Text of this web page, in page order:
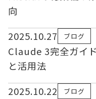
向
2025.10.27
ブログ
Claude 3完全ガイ
と活用法
2025.10.22
ブログ